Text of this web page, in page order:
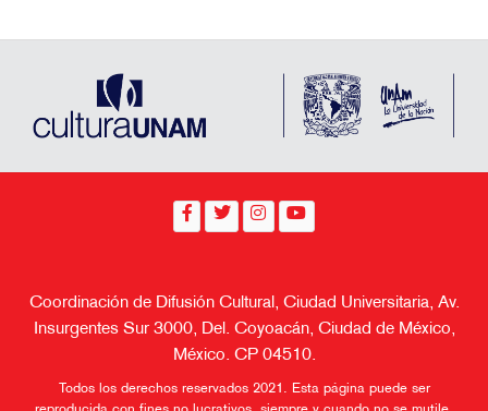
Coordinación de Difusión Cultural, Ciudad Universitaria, Av.
Insurgentes Sur 3000, Del. Coyoacán, Ciudad de México,
México. CP 04510.
Todos los derechos reservados 2021. Esta página puede ser